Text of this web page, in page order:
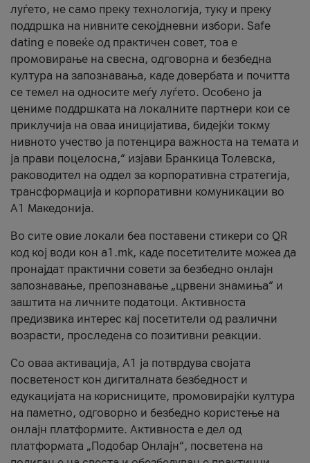
луѓето, не само преку технологија, туку и преку
поддршка на нивните секојдневни избори. Safe
dating е повеќе од практичен совет, тоа е
промовирање на свесна, одговорна и безбедна
култура на запознавања, каде довербата и почитта
се темел на односите меѓу луѓето. Особено ја
цениме поддршката на локалните партнери кои се
приклучија на оваа иницијатива, бидејќи токму
нивното учество ја потенцира важноста на темата и
ја прави поцелосна,“ изјави Бранкица Толевска,
раководител на оддел за корпоративна стратегија,
трансформација и корпоративни комуникации во
А1 Македонија.
Во сите овие локали беа поставени стикери со QR
код кој води кон a1.mk, каде посетителите можеа да
пронајдат практични совети за безбедно онлајн
запознавање, препознавање „црвени знамиња“ и
заштита на личните податоци. Активноста
предизвика интерес кај посетители од различни
возрасти, проследена со позитивни реакции.
Со оваа активација, А1 ја потврдува својата
посветеност кон дигиталната безбедност и
едукацијата на корисниците, промовирајќи култура
на паметно, одговорно и безбедно користење на
онлајн платформите. Активноста е дел од
платформата „Подобар Онлајн“, посветена на